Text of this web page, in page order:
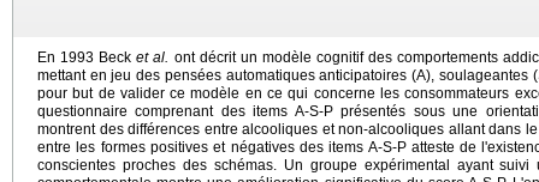
En 1993 Becket al. ont décrit un modèle cognitif des comportements
mettant en jeu des pensées automatiques anticipatoires (A), soulageantes
pour but de valider ce modèle en ce qui concerne les consommateurs
questionnaire comprenant des items A-S-P présentés sous une
montrent des différences entre alcooliques et non-alcooliques allant dans
entre les formes positives et négatives des items A-S-P atteste de
conscientes proches des schémas. Un groupe expérimental ayant